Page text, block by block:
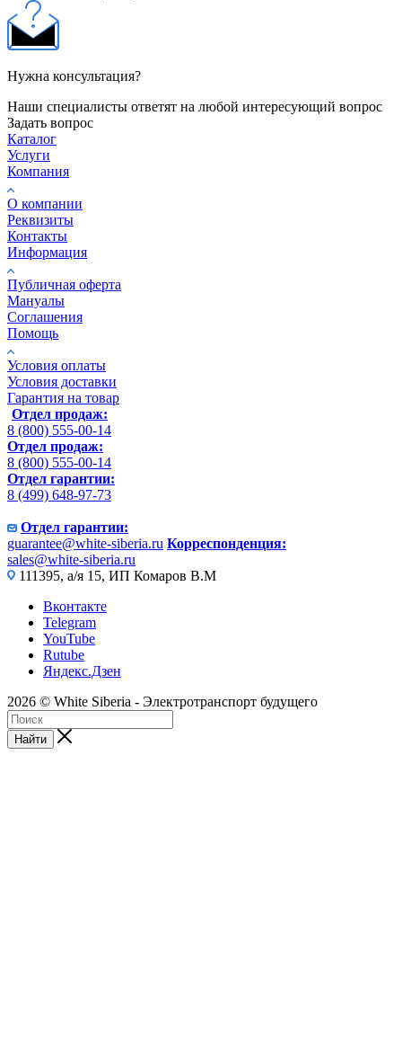
Нужна консультация?
Наши специалисты ответят на любой интересующий вопрос
Задать вопрос
Каталог
Услуги
Компания
О компании
Реквизиты
Контакты
Информация
Публичная оферта
Мануалы
Соглашения
Помощь
Условия оплаты
Условия доставки
Гарантия на товар
Отдел продаж:
8 (800) 555-00-14
Отдел продаж:
8 (800) 555-00-14
Отдел гарантии:
8 (499) 648-97-73
Отдел гарантии:
guarantee@white-siberia.ru Корреспонденция:
sales@white-siberia.ru
111395, а/я 15, ИП Комаров В.М
Вконтакте
Telegram
YouTube
Rutube
Яндекс.Дзен
2026 © White Siberia - Электротранспорт будущего
Найти